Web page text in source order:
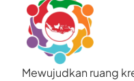
Mewujudkan ruang